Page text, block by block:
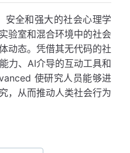
安全和强大的社会心理学
验室和混合环境中的社会
动态。凭借其无代码的社
力、AI介导的互动工具和
使研究人员能够进
，从而推动人类社会行为